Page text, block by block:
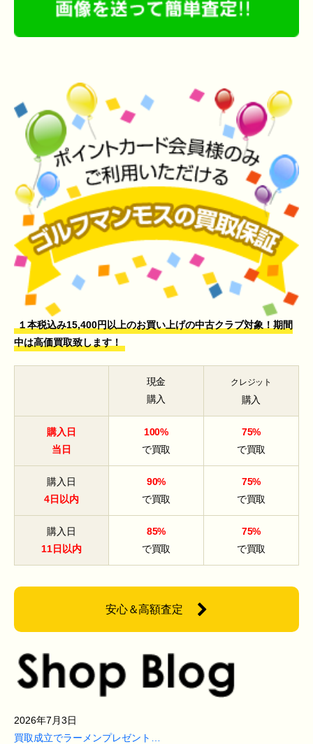
１本税込み15,400円以上のお買い上げの中古クラブ対象！期間
中は高価買取致します！
現金
購入
クレジット
購入
購入日
当日
100%
で買取
75%
で買取
購入日
4日以内
90%
で買取
75%
で買取
購入日
11日以内
85%
で買取
75%
で買取
安心＆高額査定
2026年7月3日
買取成立でラーメンプレゼント…